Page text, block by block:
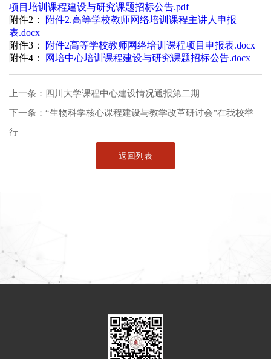
项目培训课程建设与研究课题招标公告.pdf
附件2：
附件2.高等学校教师网络培训课程主讲人申报
表.docx
附件3：
附件2高等学校教师网络培训课程项目申报表.docx
附件4：
网培中心培训课程建设与研究课题招标公告.docx
上一条： 四川大学课程中心建设情况通报第二期
下一条： “生物科学核心课程建设与教学改革研讨会”在我校举
行
返回列表